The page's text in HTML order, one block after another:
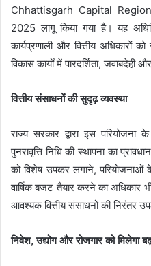
Chhattisgarh Capital
2025 लागू किया गया है। यह
कार्यप्रणाली और वित्तीय अधिकारों
विकास कार्यों में पारदर्शिता, जवाबदेही
वित्तीय संसाधनों की सुदृढ़ व्यवस्था
राज्य सरकार द्वारा इस परियोजना
पुनरावृत्ति निधि की स्थापना का
को विशेष उपकर लगाने, परियोजनाओं
वार्षिक बजट तैयार करने का अधिकार
आवश्यक वित्तीय संसाधनों की निरंतर
निवेश, उद्योग और रोजगार को मिलेगा